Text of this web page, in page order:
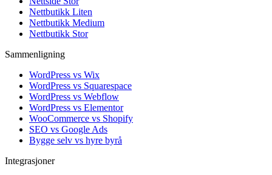
Nettbutikk Liten
Nettbutikk Medium
Nettbutikk Stor
Sammenligning
WordPress vs Wix
WordPress vs Squarespace
WordPress vs Webflow
WordPress vs Elementor
WooCommerce vs Shopify
SEO vs Google Ads
Bygge selv vs hyre byrå
Integrasjoner